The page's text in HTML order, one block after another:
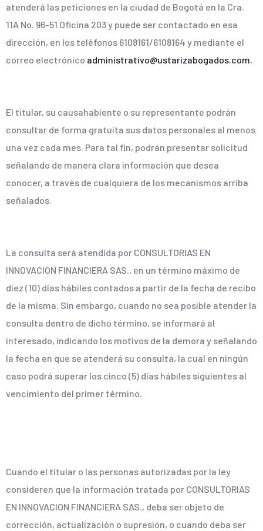
atenderá las peticiones en la ciudad de Bogotá en la Cra.
11A No. 96-51 Oficina 203 y puede ser contactado en esa
dirección, en los teléfonos 6108161/6108164 y mediante el
correo electrónico administrativo@ustarizabogados.com.
El titular, su causahabiente o su representante podrán
consultar de forma gratuita sus datos personales al menos
una vez cada mes. Para tal fin, podrán presentar solicitud
señalando de manera clara información que desea
conocer, a través de cualquiera de los mecanismos arriba
señalados.
La consulta será atendida por CONSULTORIAS EN
INNOVACION FINANCIERA SAS., en un término máximo de
diez (10) días hábiles contados a partir de la fecha de recibo
de la misma. Sin embargo, cuando no sea posible atender la
consulta dentro de dicho término, se informará al
interesado, indicando los motivos de la demora y señalando
la fecha en que se atenderá su consulta, la cual en ningún
caso podrá superar los cinco (5) días hábiles siguientes al
vencimiento del primer término.
Cuando el titular o las personas autorizadas por la ley
consideren que la información tratada por CONSULTORIAS
EN INNOVACION FINANCIERA SAS., deba ser objeto de
corrección, actualización o supresión, o cuando deba ser